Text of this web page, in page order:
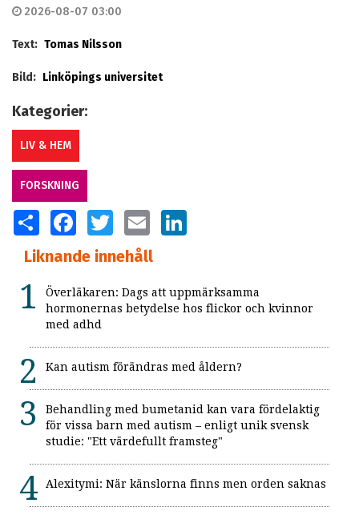
2026-08-07 03:00
Text: Tomas Nilsson
Bild: Linköpings universitet
Kategorier:
LIV & HEM
FORSKNING
SHARE FACEBOOKTWITTER EMAIL
Liknande innehåll
Överläkaren: Dags att uppmärksamma
hormonernas betydelse hos flickor och kvinnor
med adhd
Kan autism förändras med åldern?
Behandling med bumetanid kan vara fördelaktig
för vissa barn med autism – enligt unik svensk
studie: "Ett värdefullt framsteg"
Alexitymi: När känslorna finns men orden saknas